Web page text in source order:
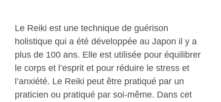
Le Reiki est une technique de guérison
holistique qui a été développée au Japon il y a
plus de 100 ans. Elle est utilisée pour équilibrer
le corps et l’esprit et pour réduire le stress et
l’anxiété. Le Reiki peut être pratiqué par un
praticien ou pratiqué par soi-même. Dans cet